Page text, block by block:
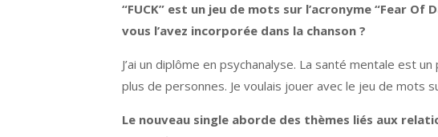
“FUCK” est un jeu de mots sur l’acronyme “Fear
vous l’avez incorporée dans la chanson ?
J’ai un diplôme en psychanalyse. La santé mentale est
plus de personnes. Je voulais jouer avec le jeu de mots
Le nouveau single aborde des thèmes liés aux